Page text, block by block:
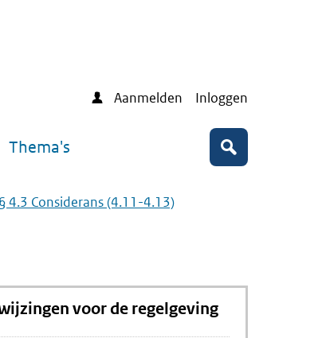
Aanmelden Inloggen
Thema's Zoeken
§ 4.3 Considerans (4.11-4.13)
voor de regelgeving